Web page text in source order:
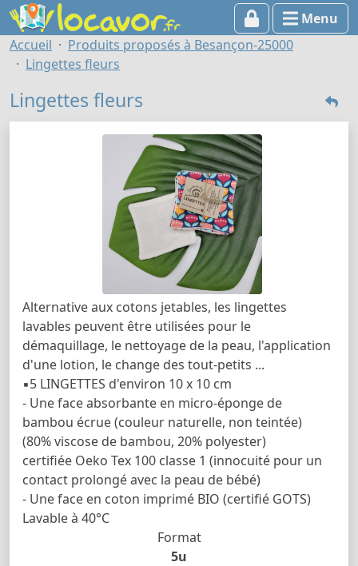
Menu
Accueil
Produits proposés à Besançon-25000
Lingettes fleurs
Lingettes fleurs
Alternative aux cotons jetables, les lingettes
lavables peuvent être utilisées pour le
démaquillage, le nettoyage de la peau, l'application
d'une lotion, le change des tout-petits ...
▪5 LINGETTES d'environ 10 x 10 cm
- Une face absorbante en micro-éponge de
bambou écrue (couleur naturelle, non teintée)
(80% viscose de bambou, 20% polyester)
certifiée Oeko Tex 100 classe 1 (innocuité pour un
contact prolongé avec la peau de bébé)
- Une face en coton imprimé BIO (certifié GOTS)
Lavable à 40°C
Format
5u